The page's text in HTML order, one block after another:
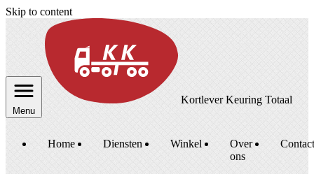
Skip to content
Menu
Kortlever Keuring Totaal
Home Diensten Winkel
Over
ons
Contact